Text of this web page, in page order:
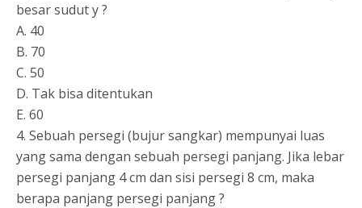
besar sudut y ?
A. 40
B. 70
C. 50
D. Tak bisa ditentukan
E. 60
4. Sebuah persegi (bujur sangkar) mempunyai luas
yang sama dengan sebuah persegi panjang. Jika lebar
persegi panjang 4 cm dan sisi persegi 8 cm, maka
berapa panjang persegi panjang ?